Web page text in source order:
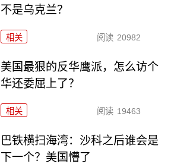
不是乌克兰？
相关 阅读 20982
美国最狠的反华鹰派，怎么访个
华还委屈上了？
相关 阅读 19463
巴铁横扫海湾：沙科之后谁会是
下一个？美国懵了